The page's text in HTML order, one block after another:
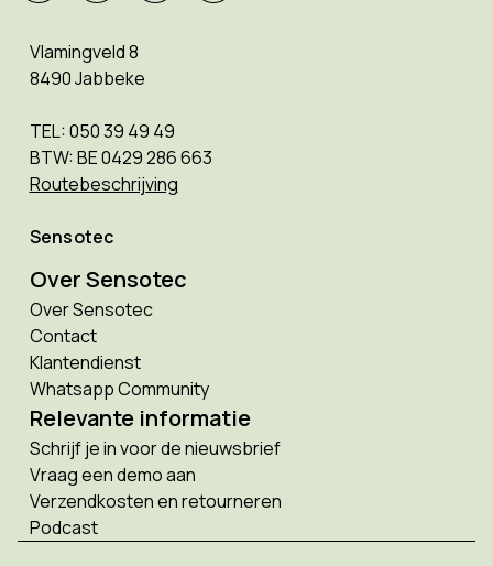
Vlamingveld 8
8490 Jabbeke
TEL: 050 39 49 49
BTW: BE 0429 286 663
Routebeschrijving
Sensotec
Over Sensotec
Over Sensotec
Contact
Klantendienst
Whatsapp Community
Relevante informatie
Schrijf je in voor de nieuwsbrief
Vraag een demo aan
Verzendkosten en retourneren
Podcast